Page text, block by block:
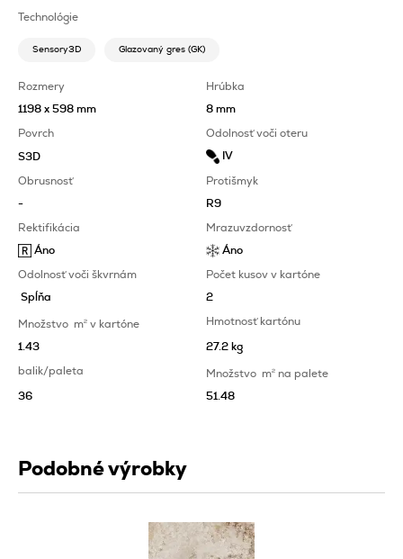
Technológie
Sensory3D Glazovaný gres (GK)
Rozmery
1198 x 598 mm
Hrúbka
8 mm
Povrch
S3D
Odolnosť voči oteru
IV
Obrusnosť
-
Protišmyk
R9
Rektifikácia
Áno
Mrazuvzdornosť
Áno
Odolnosť voči škvrnám
Spĺňa
Počet kusov v kartóne
2
Množstvo m2 v kartóne
1.43
Hmotnosť kartónu
27.2 kg
balik/paleta
36
Množstvom2 na palete
51.48
Podobné výrobky